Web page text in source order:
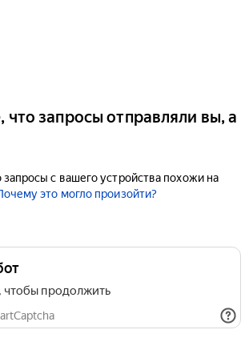
что запросы отправляли вы, а
с вашего устройства похожи на
это могло произойти?
продолжить